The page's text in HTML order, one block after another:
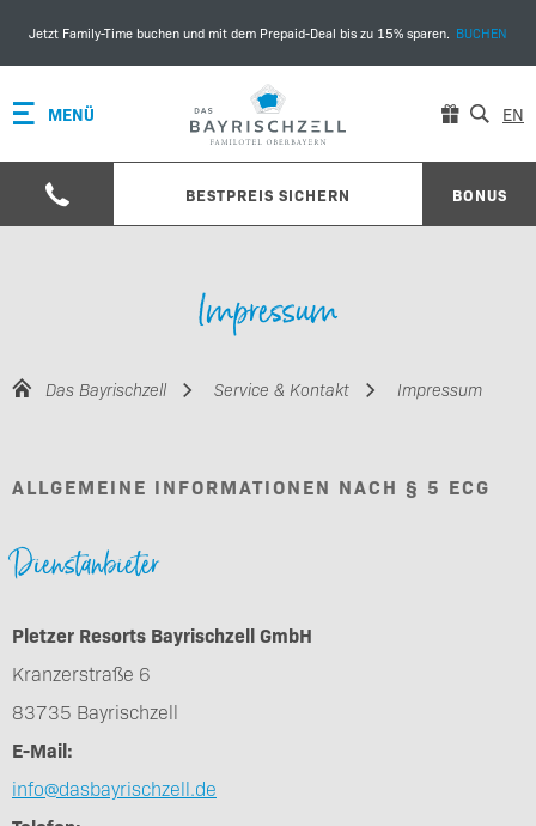
Jetzt Family-Time buchen und mit dem Prepaid-Deal bis zu 15% sparen. BUCHEN
MENÜ
BESTPREIS SICHERN BONUS
EN
Impressum
Das Bayrischzell Service & Kontakt Impressum
ALLGEMEINE INFORMATIONEN NACH § 5 ECG
Dienstanbieter
Pletzer Resorts Bayrischzell GmbH
Kranzerstraße 6
83735 Bayrischzell
E-Mail:
info@dasbayrischzell.de